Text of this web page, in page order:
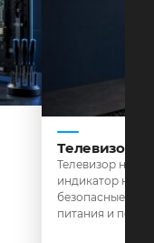
Телевизор
Телевизор не
индикатор не
безопасные
питания и